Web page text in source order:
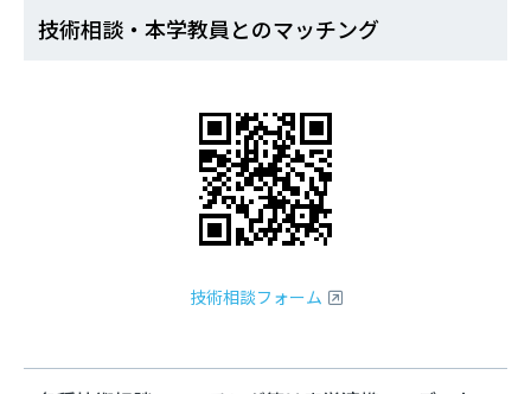
技術相談・本学教員とのマッチング
技術相談フォーム